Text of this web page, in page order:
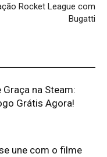
Rocket League com
Bugatti
na Steam:
Grátis Agora!
une com o filme